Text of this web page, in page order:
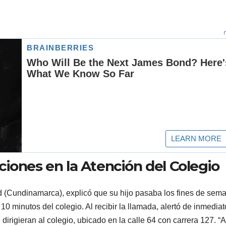
en la Atención del Colegio
explicó que su hijo pasaba los fines de
minutos del colegio. Al recibir la llamada, alertó de
al colegio, ubicado en la calle 64 con carrera 127.